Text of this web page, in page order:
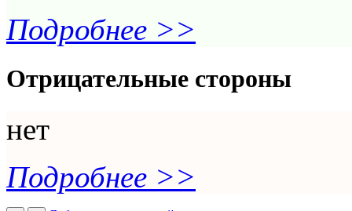
Подробнее >>
Отрицательные стороны
нет
Подробнее >>